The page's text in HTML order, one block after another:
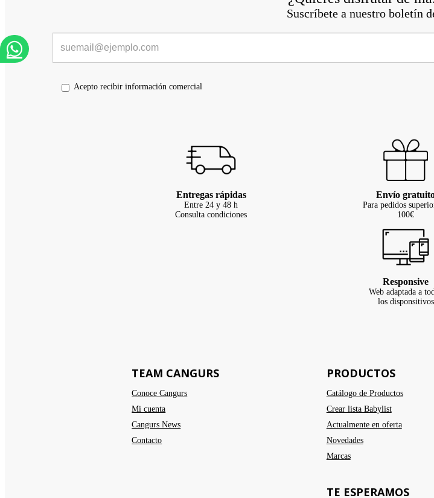
Suscríbete a nuestro boletín
Acepto recibir información comercial
Entregas rápidas
Entre 24 y 48 h
Consulta condiciones
Envío
Para pedidos
100€
Responsive
Web adaptada a
los disponsitivos
TEAM CANGURS
Conoce Cangurs
Mi cuenta
Cangurs News
Contacto
PRODUCTOS
Catálogo de Productos
Crear lista Babylist
Actualmente en oferta
Novedades
Marcas
TE ESPERAMOS